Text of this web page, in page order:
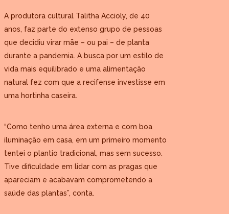
A produtora cultural Talitha Accioly, de 40
anos, faz parte do extenso grupo de pessoas
que decidiu virar mãe – ou pai – de planta
durante a pandemia. A busca por um estilo de
vida mais equilibrado e uma alimentação
natural fez com que a recifense investisse em
uma hortinha caseira.
“Como tenho uma área externa e com boa
iluminação em casa, em um primeiro momento
tentei o plantio tradicional, mas sem sucesso.
Tive dificuldade em lidar com as pragas que
apareciam e acabavam comprometendo a
saúde das plantas”, conta.